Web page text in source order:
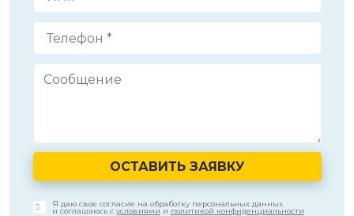
ОСТАВИТЬ ЗАЯВКУ
Я даю свое согласие на обработку персональных данных
и соглашаюсь с условиямии политикой конфиденциальности